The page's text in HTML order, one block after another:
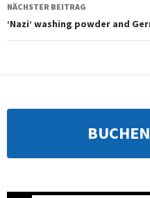
NÄCHSTER BEITRAG
‘Nazi’ washing powder and